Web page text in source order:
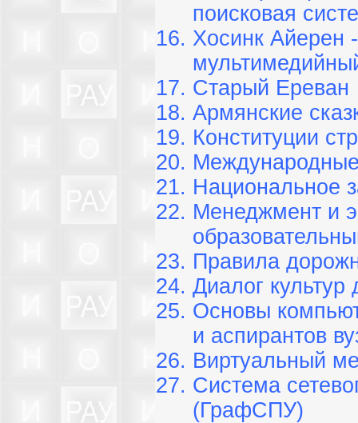
поисковая
Хосинк Айерен
Старый Ереван
Армянские
Конституции
Национальное
Менеджмент и
Правила
Диалог
Основы
и аспирантов
Виртуальный
Система
(ГрафСПУ)